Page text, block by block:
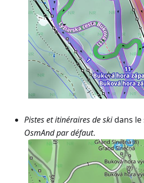
Pistes et itinéraires de skidans le
OsmAnd par défaut.